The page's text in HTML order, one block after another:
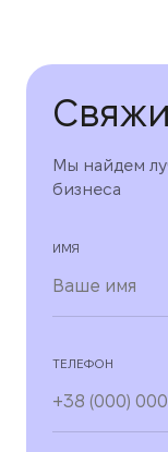
Мы найдем
бизнеса
ИМЯ
ТЕЛЕФОН